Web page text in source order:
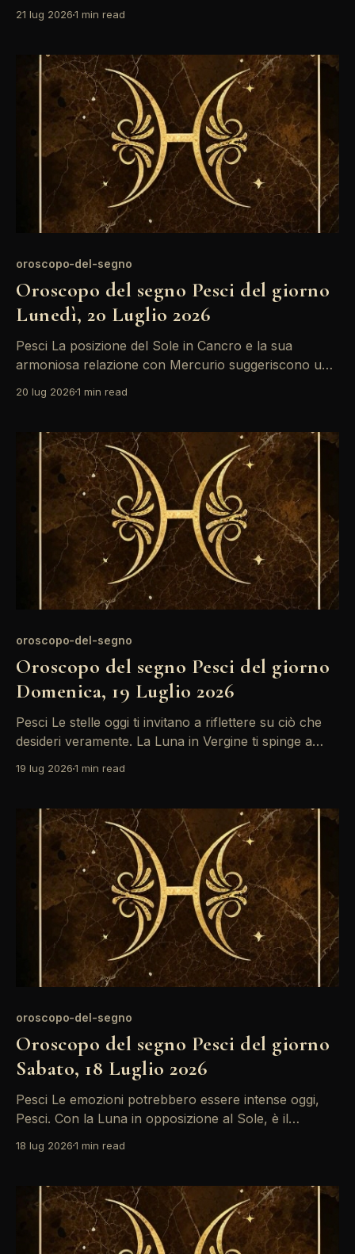
su come influenzano il tuo presente. La
meglio prendersi un momento per chiarire i propri
pensieri prima
21 lug 20261 min read
oroscopo-del-segno
Oroscopo del segno Pesci del giorno
Lunedì, 20 Luglio 2026
Pesci La posizione del Sole in Cancro e la sua
armoniosa relazione con Mercurio suggeriscono una
ideale per riflettere sulle proprie emozioni e cercare
Nonostante ci siano tensioni con Marte, non
lasciatevi sopraffare;
20 lug 20261 min read
oroscopo-del-segno
Oroscopo del segno Pesci del giorno
Domenica, 19 Luglio 2026
Pesci Le stelle oggi ti invitano a riflettere su ciò che
desideri veramente. La Luna in Vergine ti spinge a
Sole potrebbe creare confusione. Non temere di
Un'energia intensa
19 lug 20261 min read
oroscopo-del-segno
Oroscopo del segno Pesci del giorno
Sabato, 18 Luglio 2026
Pesci Le emozioni potrebbero essere intense oggi,
Pesci. Con la Luna in opposizione al Sole, è il
soprattutto in amore. Non lasciare che le paure ti
introspezione si presenta per Pesci, influenzata dalla
Luna
18 lug 20261 min read